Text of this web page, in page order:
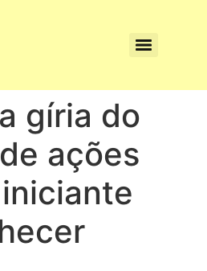
gíria do
ações